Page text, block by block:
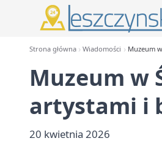
Strona główna Wiadomości Muzeum
Muzeum w
artystami i
20 kwietnia 2026